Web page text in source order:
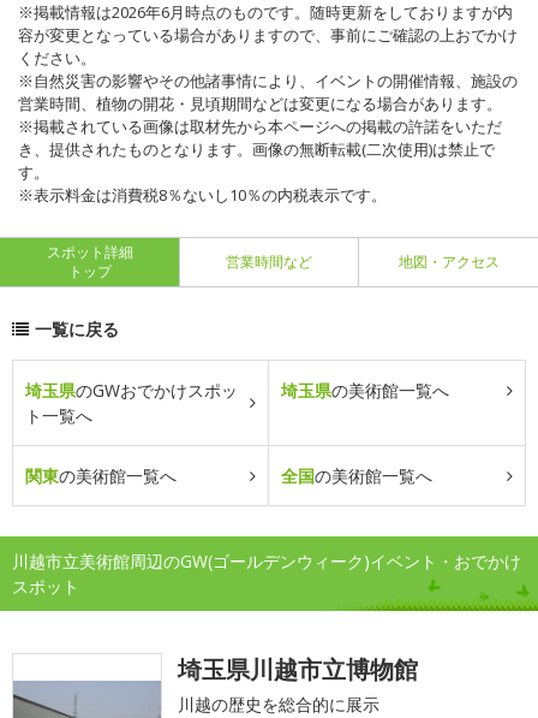
※掲載情報は2026年6月時点のものです。随時更新をしておりますが内
容が変更となっている場合がありますので、事前にご確認の上おでかけ
ください。
※自然災害の影響やその他諸事情により、イベントの開催情報、施設の
営業時間、植物の開花・見頃期間などは変更になる場合があります。
※掲載されている画像は取材先から本ページへの掲載の許諾をいただ
き、提供されたものとなります。画像の無断転載(二次使用)は禁止で
す。
※表示料金は消費税8％ないし10％の内税表示です。
スポット詳細
トップ
営業時間など 地図・アクセス
一覧に戻る
埼玉県のGWおでかけスポッ
ト一覧へ
埼玉県の美術館一覧へ
関東の美術館一覧へ 全国の美術館一覧へ
川越市立美術館周辺のGW(ゴールデンウィーク)イベント・おでかけ
スポット
埼玉県川越市立博物館
川越の歴史を総合的に展示